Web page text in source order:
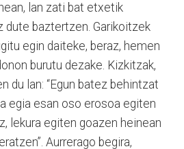
lan zati bat etxetik
dute baztertzen. Garikoitzek
egin daiteke, beraz, hemen
burutu dezake. Kizkitzak,
du lan: “Egun batez behintzat
egia esan oso erosoa egiten
lekura egiten goazen heinean
Aurrerago begira,